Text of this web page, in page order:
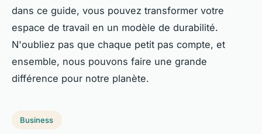
dans ce guide, vous pouvez transformer votre
espace de travail en un modèle de durabilité.
N'oubliez pas que chaque petit pas compte, et
ensemble, nous pouvons faire une grande
différence pour notre planète.
Business